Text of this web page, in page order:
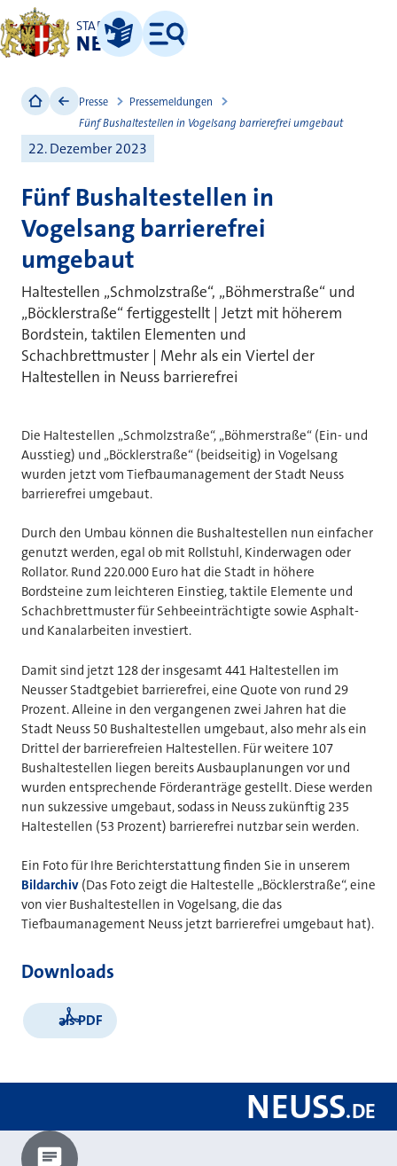
STADT
NEUSS
Leichte Sprache
Menü
Presse
Pressemeldungen
Fünf Bushaltestellen in Vogelsang barrierefrei umgebaut
22. Dezember 2023
Fünf Bushaltestellen in
Vogelsang barrierefrei
umgebaut
Haltestellen „Schmolzstraße“, „Böhmerstraße“ und
„Böcklerstraße“ fertiggestellt | Jetzt mit höherem
Bordstein, taktilen Elementen und
Schachbrettmuster | Mehr als ein Viertel der
Haltestellen in Neuss barrierefrei
Die Haltestellen „Schmolzstraße“, „Böhmerstraße“ (Ein- und
Ausstieg) und „Böcklerstraße“ (beidseitig) in Vogelsang
wurden jetzt vom Tiefbaumanagement der Stadt Neuss
barrierefrei umgebaut.
Durch den Umbau können die Bushaltestellen nun einfacher
genutzt werden, egal ob mit Rollstuhl, Kinderwagen oder
Rollator. Rund 220.000 Euro hat die Stadt in höhere
Bordsteine zum leichteren Einstieg, taktile Elemente und
Schachbrettmuster für Sehbeeinträchtigte sowie Asphalt-
und Kanalarbeiten investiert.
Damit sind jetzt 128 der insgesamt 441 Haltestellen im
Neusser Stadtgebiet barrierefrei, eine Quote von rund 29
Prozent. Alleine in den vergangenen zwei Jahren hat die
Stadt Neuss 50 Bushaltestellen umgebaut, also mehr als ein
Drittel der barrierefreien Haltestellen. Für weitere 107
Bushaltestellen liegen bereits Ausbauplanungen vor und
wurden entsprechende Förderanträge gestellt. Diese werden
nun sukzessive umgebaut, sodass in Neuss zukünftig 235
Haltestellen (53 Prozent) barrierefrei nutzbar sein werden.
Ein Foto für Ihre Berichterstattung finden Sie in unserem
Bildarchiv (Das Foto zeigt die Haltestelle „Böcklerstraße“, eine
von vier Bushaltestellen in Vogelsang, die das
Tiefbaumanagement Neuss jetzt barrierefrei umgebaut hat).
Downloads
als PDF
NEUSS.DE